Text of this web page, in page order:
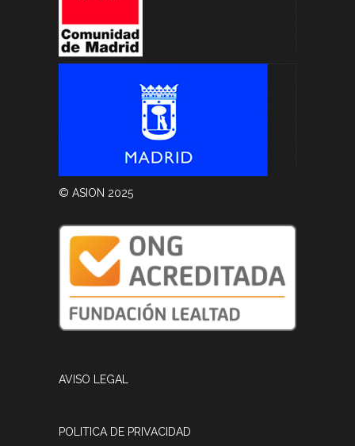
© ASION 2025
AVISO LEGAL
POLITICA DE PRIVACIDAD